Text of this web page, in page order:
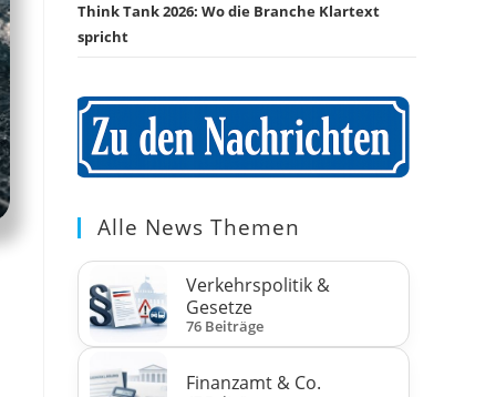
Think Tank 2026: Wo die Branche Klartext
spricht
Alle News Themen
Verkehrspolitik &
Gesetze
76 Beiträge
Finanzamt & Co.